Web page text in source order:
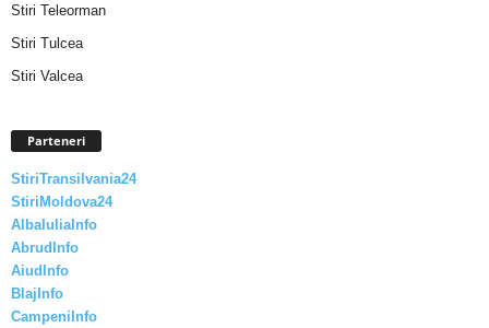
Stiri Teleorman
Stiri Tulcea
Stiri Valcea
Parteneri
StiriTransilvania24
StiriMoldova24
AlbaIuliaInfo
AbrudInfo
AiudInfo
BlajInfo
CampeniInfo